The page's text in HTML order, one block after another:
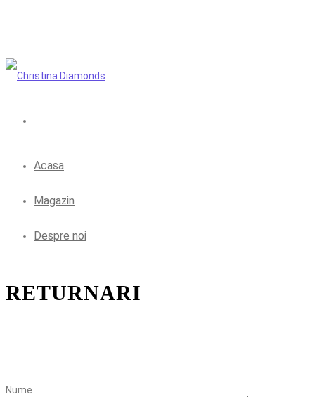
Acasa
Magazin
Despre noi
RETURNARI
Nume